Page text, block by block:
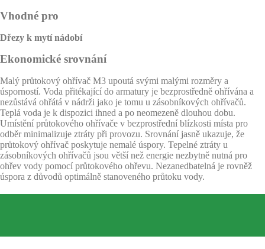
Vhodné pro
Dřezy k mytí nádobí
Ekonomické srovnání
Malý průtokový ohřívač M3 upoutá svými malými rozměry a
úsporností. Voda přitékající do armatury je bezprostředně ohřívána a
nezůstává ohřátá v nádrži jako je tomu u zásobníkových ohřívačů.
Teplá voda je k dispozici ihned a po neomezeně dlouhou dobu.
Umístění průtokového ohřívače v bezprostřední blízkosti místa pro
odběr minimalizuje ztráty při provozu. Srovnání jasně ukazuje, že
průtokový ohřívač poskytuje nemalé úspory. Tepelné ztráty u
zásobníkových ohřívačů jsou větší než energie nezbytně nutná pro
ohřev vody pomocí průtokového ohřevu. Nezanedbatelná je rovněž
úspora z důvodů optimálně stanoveného průtoku vody.